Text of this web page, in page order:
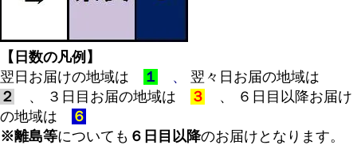
【日数の凡例】
翌日お届けの地域は
１ 、 翌々日お届の地域は
２
、 ３日目お届の地域は ３ 、
６日目以降お届け
の地域は
６
※離島等についても ６日目以降のお届けとなります。